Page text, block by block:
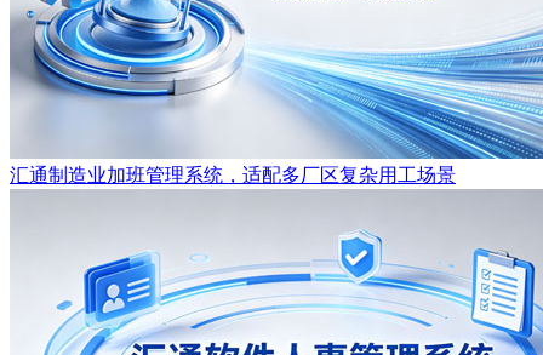
汇通制造业加班管理系统，适配多厂区复杂用工场景